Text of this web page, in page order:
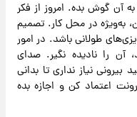
آن گوش بده. امروز از فکر
به‌ویژه در محل کار. تصمیم
طولانی باشد. در امور
آن را نادیده نگیر. صدای
نیاز نداری تا بدانی
اعتماد کن و اجازه بده